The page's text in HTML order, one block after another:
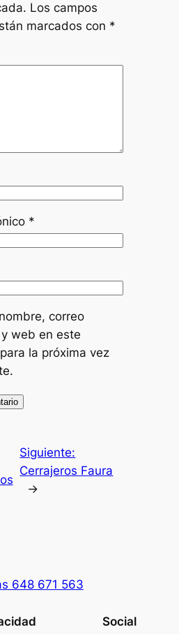
Los campos
marcados con *
*
correo
web en este
la próxima vez
Siguiente:
Cerrajeros Faura
→
648 671 563
Social